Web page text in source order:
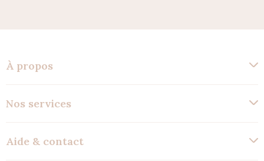
À propos
Nos services
Aide & contact